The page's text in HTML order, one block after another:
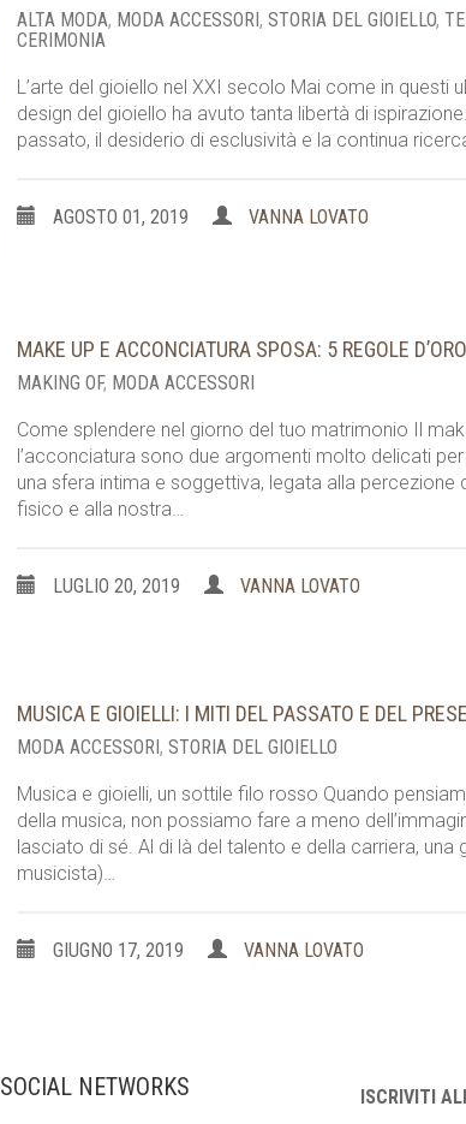
ALTA MODA, MODA ACCESSORI,STORIA DEL GIOIELLO,
CERIMONIA
L’arte del gioiello nel XXI secolo Mai come in questi
design del gioiello ha avuto tanta libertà di
passato, il desiderio di esclusività e la continua
AGOSTO 01, 2019 VANNA LOVATO
MAKE UP E ACCONCIATURA SPOSA: 5 REGOLE D’ORO
MAKING OF, MODA ACCESSORI
Come splendere nel giorno del tuo matrimonio Il
l’acconciatura sono due argomenti molto delicati
una sfera intima e soggettiva, legata alla percezione
fisico e alla nostra…
LUGLIO 20, 2019 VANNA LOVATO
MUSICA E GIOIELLI: I MITI DEL PASSATO E DEL
MODA ACCESSORI,STORIA DEL GIOIELLO
Musica e gioielli, un sottile filo rosso Quando
della musica, non possiamo fare a meno
lasciato di sé. Al di là del talento e della carriera, una
musicista)…
GIUGNO 17, 2019 VANNA LOVATO
SOCIAL NETWORKS ISCRIVITI